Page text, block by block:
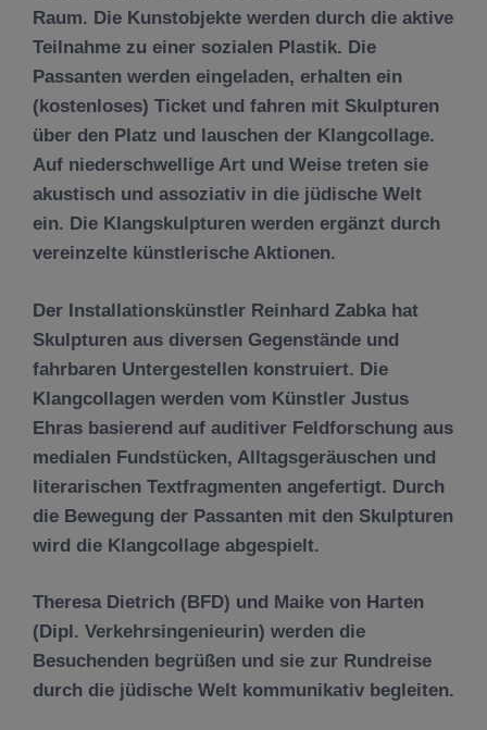
Raum. Die Kunstobjekte werden durch die aktive
Teilnahme zu einer sozialen Plastik. Die
Passanten werden eingeladen, erhalten ein
(kostenloses) Ticket und fahren mit Skulpturen
über den Platz und lauschen der Klangcollage.
Auf niederschwellige Art und Weise treten sie
akustisch und assoziativ in die jüdische Welt
ein. Die Klangskulpturen werden ergänzt durch
vereinzelte künstlerische Aktionen.
Der Installationskünstler Reinhard Zabka hat
Skulpturen aus diversen Gegenstände und
fahrbaren Untergestellen konstruiert. Die
Klangcollagen werden vom Künstler Justus
Ehras basierend auf auditiver Feldforschung aus
medialen Fundstücken, Alltagsgeräuschen und
literarischen Textfragmenten angefertigt. Durch
die Bewegung der Passanten mit den Skulpturen
wird die Klangcollage abgespielt.
Theresa Dietrich (BFD) und Maike von Harten
(Dipl. Verkehrsingenieurin) werden die
Besuchenden begrüßen und sie zur Rundreise
durch die jüdische Welt kommunikativ begleiten.